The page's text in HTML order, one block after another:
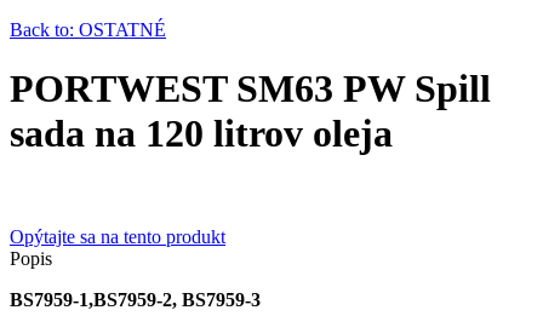
Back to: OSTATNÉ
PORTWEST SM63 PW Spill
sada na 120 litrov oleja
Opýtajte sa na tento produkt
Popis
BS7959-1,BS7959-2, BS7959-3